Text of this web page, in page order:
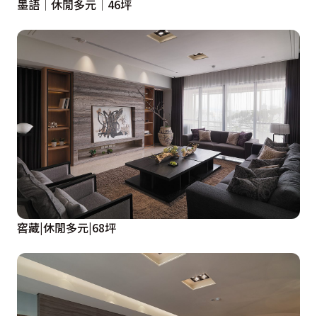
墨語│休閒多元│46坪
窖藏|休閒多元|68坪